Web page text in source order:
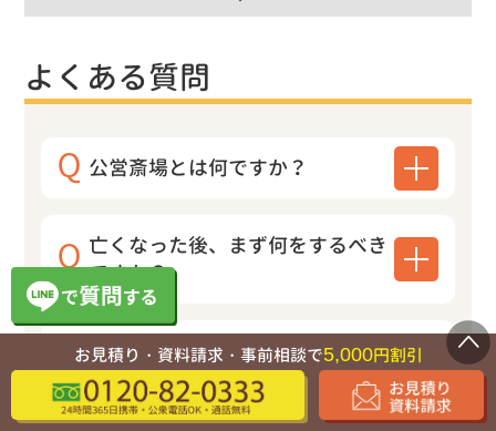
よくある質問
公営斎場とは何ですか？
亡くなった後、まず何をするべき
ですか？
病院で紹介された葬儀社に搬送し
てもらった後でも、そちらに葬儀
を依頼できますか？
お見積り・資料請求・事前相談で5,000円割引